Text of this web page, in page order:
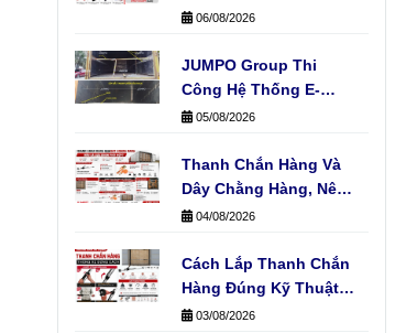
Ứng Dụng Thực Tế
06/08/2026
JUMPO Group Thi
Công Hệ Thống E-
Track Cho Xe Tải Của
05/08/2026
Thanh Chắn Hàng Và
Dây Chằng Hàng, Nên
Chọn Loại Nào?
04/08/2026
Cách Lắp Thanh Chắn
Hàng Đúng Kỹ Thuật
Không Phải Ai Cũng
03/08/2026